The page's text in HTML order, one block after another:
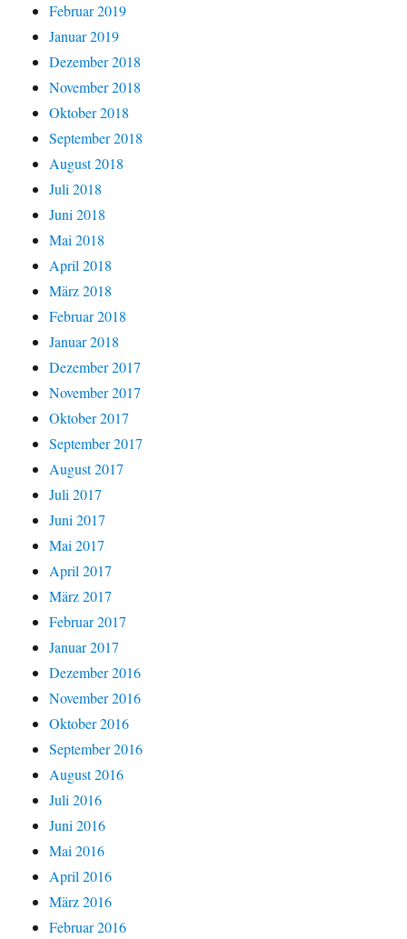
Februar 2019
Januar 2019
Dezember 2018
November 2018
Oktober 2018
September 2018
August 2018
Juli 2018
Juni 2018
Mai 2018
April 2018
März 2018
Februar 2018
Januar 2018
Dezember 2017
November 2017
Oktober 2017
September 2017
August 2017
Juli 2017
Juni 2017
Mai 2017
April 2017
März 2017
Februar 2017
Januar 2017
Dezember 2016
November 2016
Oktober 2016
September 2016
August 2016
Juli 2016
Juni 2016
Mai 2016
April 2016
März 2016
Februar 2016